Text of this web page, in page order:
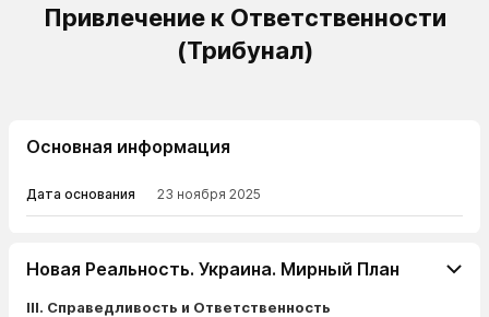
Привлечение к Ответственности
(Трибунал)
Основная информация
Дата основания 23 ноября 2025
Новая Реальность. Украина. Мирный План
III. Справедливость и Ответственность